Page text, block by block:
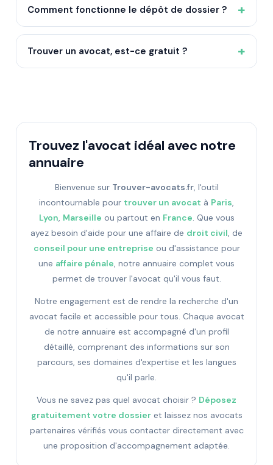
Comment fonctionne le dépôt de dossier ? +
Trouver un avocat, est-ce gratuit ? +
Trouvez l'avocat idéal avec notre
annuaire
Bienvenue sur Trouver-avocats.fr, l'outil
incontournable pour trouver un avocat à Paris,
Lyon, Marseille ou partout en France. Que vous
ayez besoin d'aide pour une affaire de droit civil, de
conseil pour une entreprise ou d'assistance pour
une affaire pénale, notre annuaire complet vous
permet de trouver l'avocat qu'il vous faut.
Notre engagement est de rendre la recherche d'un
avocat facile et accessible pour tous. Chaque avocat
de notre annuaire est accompagné d'un profil
détaillé, comprenant des informations sur son
parcours, ses domaines d'expertise et les langues
qu'il parle.
Vous ne savez pas quel avocat choisir ? Déposez
gratuitement votre dossieret laissez nos avocats
partenaires vérifiés vous contacter directement avec
une proposition d'accompagnement adaptée.